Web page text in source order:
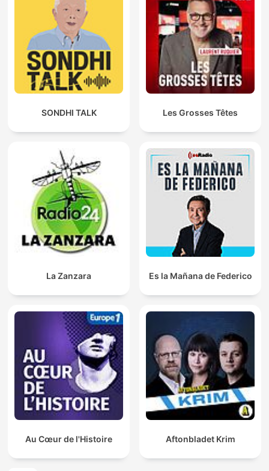
SONDHI TALK Les Grosses Têtes
La Zanzara Es la Mañana de Federico
Au Cœur de l'Histoire Aftonbladet Krim